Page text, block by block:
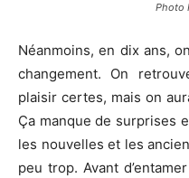
Photo
Néanmoins, en dix ans,
changement. On
plaisir certes, mais on
Ça manque de surprises
les nouvelles et les
peu trop. Avant